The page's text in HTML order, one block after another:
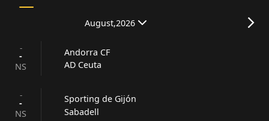
August,2026
-
-
NS
Andorra CF
AD Ceuta
-
-
NS
Sporting de Gijón
Sabadell